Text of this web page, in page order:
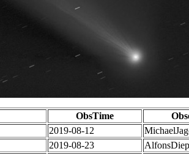
ObsTime
2019-08-12
2019-08-23